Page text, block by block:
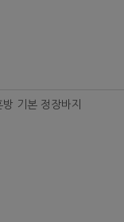
기본 정장바지